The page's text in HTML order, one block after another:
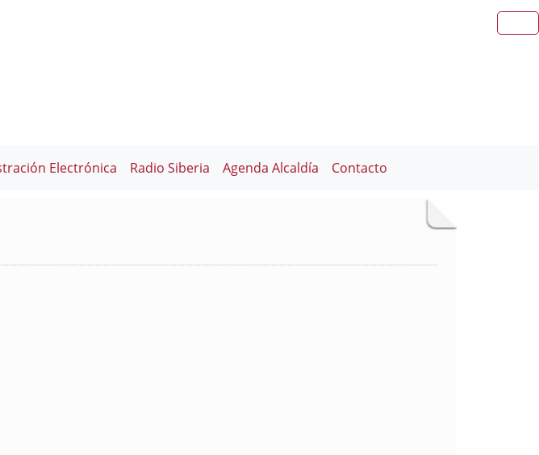
Electrónica Radio Siberia Agenda Alcaldía Contacto